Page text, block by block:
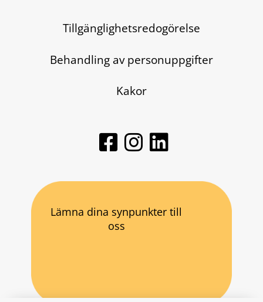
Tillgänglighetsredogörelse
Behandling av personuppgifter
Kakor
Lämna dina synpunkter till
oss